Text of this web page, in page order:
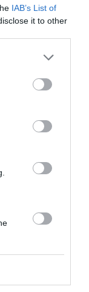
IAB’s List of
it to other